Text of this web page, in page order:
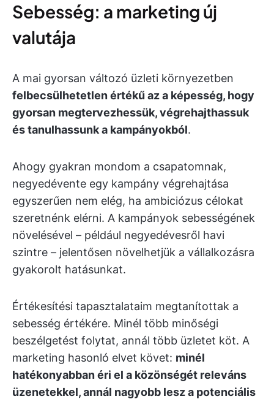
Sebesség: a marketing új
valutája
A mai gyorsan változó üzleti környezetben
felbecsülhetetlen értékű az a képesség, hogy
gyorsan megtervezhessük, végrehajthassuk
és tanulhassunk a kampányokból.
Ahogy gyakran mondom a csapatomnak,
negyedévente egy kampány végrehajtása
egyszerűen nem elég, ha ambiciózus célokat
szeretnénk elérni. A kampányok sebességének
növelésével – például negyedévesről havi
szintre – jelentősen növelhetjük a vállalkozásra
gyakorolt hatásunkat.
Értékesítési tapasztalataim megtanítottak a
sebesség értékére. Minél több minőségi
beszélgetést folytat, annál több üzletet köt. A
marketing hasonló elvet követ: minél
hatékonyabban éri el a közönségét releváns
üzenetekkel, annál nagyobb lesz a potenciális